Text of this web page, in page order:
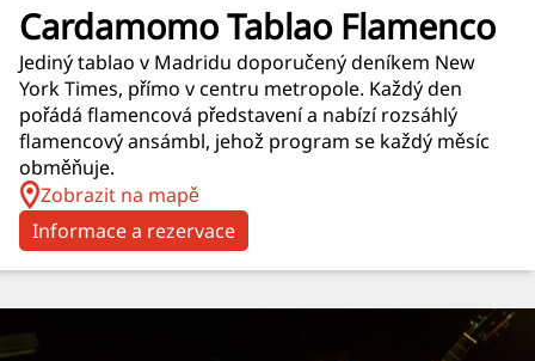
Cardamomo Tablao Flamenco
Jediný tablao v Madridu doporučený deníkem New
York Times, přímo v centru metropole. Každý den
pořádá flamencová představení a nabízí rozsáhlý
flamencový ansámbl, jehož program se každý měsíc
obměňuje.
Zobrazit na mapě
Informace a rezervace